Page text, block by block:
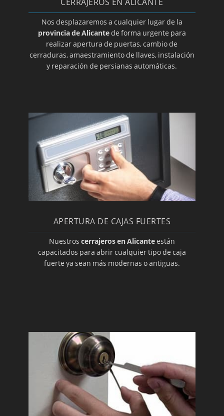
Cerrajeros en Orihuela
Cerrajeros en Pedreguer
Cerrajeros en Petrer
Cerrajeros en Pilar de la Horadada
Cerrajeros en San Fulgencio
Cerrajeros en San Vicente del Raspeig
Cerrajeros en Santa Pola
Cerrajeros en Sax
Cerrajeros en Teulada
Cerrajeros en Torrevieja
Cerrajeros en Villajoyosa
Cerrajeros en Villena
Nos desplazaremos a cualquier lugar de la
provincia de Alicantede forma urgente para
realizar apertura de puertas, cambio de
cerraduras, amaestramiento de llaves, instalación
y reparación de persianas automáticas.
APERTURA DE CAJAS FUERTES
Nuestros cerrajeros en Alicanteestán
capacitados para abrir cualquier tipo de caja
fuerte ya sean más modernas o antiguas.